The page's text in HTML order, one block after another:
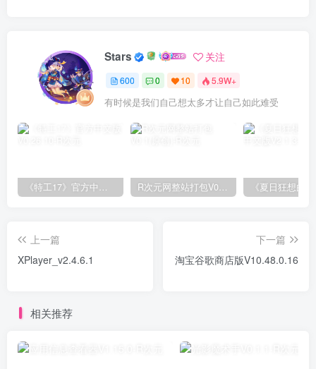
Stars 关注
600 0 10 5.9W+
有时候是我们自己想太多才让自己如此难受
《特工17》官方中文版V0.26.10 R次元网整站打包V0.1(原创)
上一篇
XPlayer_v2.4.6.1
下一篇
淘宝谷歌商店版V10.48.0.16
相关推荐